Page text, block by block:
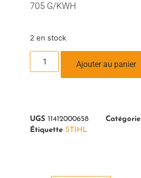
705 G/KWH
2 en stock
Ajouter au panier
UGS 11412000658 Catégorie
Étiquette STIHL